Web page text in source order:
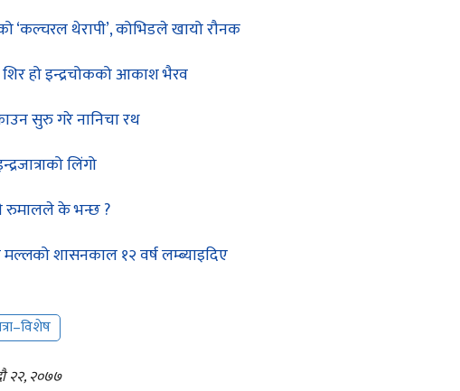
‘कल्चरल थेरापी’, कोभिडले खायो रौनक
शिर हो इन्द्रचोकको आकाश भैरव
सुरु गरे नानिचा रथ
लिंगो
रुमालले के भन्छ ?
शासनकाल १२ वर्ष लम्ब्याइदिए
२२, २०७७